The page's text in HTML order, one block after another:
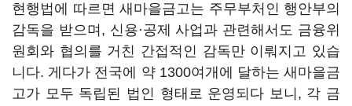
현행법에 따르면 새마을금고는 주무부처인 행안부의
감독을 받으며, 신용·공제 사업과 관련해서도 금융위
원회와 협의를 거친 간접적인 감독만 이뤄지고 있습
니다. 게다가 전국에 약 1300여개에 달하는 새마을금
고가 모두 독립된 법인 형태로 운영되다 보니, 각 금